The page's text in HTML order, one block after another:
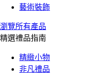
藝術裝飾
瀏覽所有產品
精選禮品指南
精緻小物
非凡禮品